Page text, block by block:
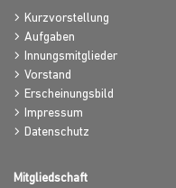
Kurzvorstellung
Aufgaben
Innungsmitglieder
Vorstand
Erscheinungsbild
Impressum
Datenschutz
Mitgliedschaft